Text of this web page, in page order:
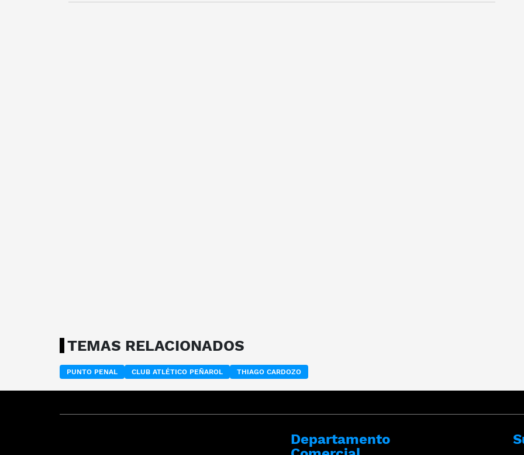
TEMAS RELACIONADOS
PUNTO PENAL CLUB ATLÉTICO PEÑAROL THIAGO CARDOZO
Departamento